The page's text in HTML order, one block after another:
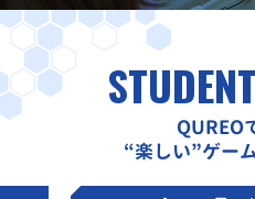
QUREO
“楽しい”ゲー